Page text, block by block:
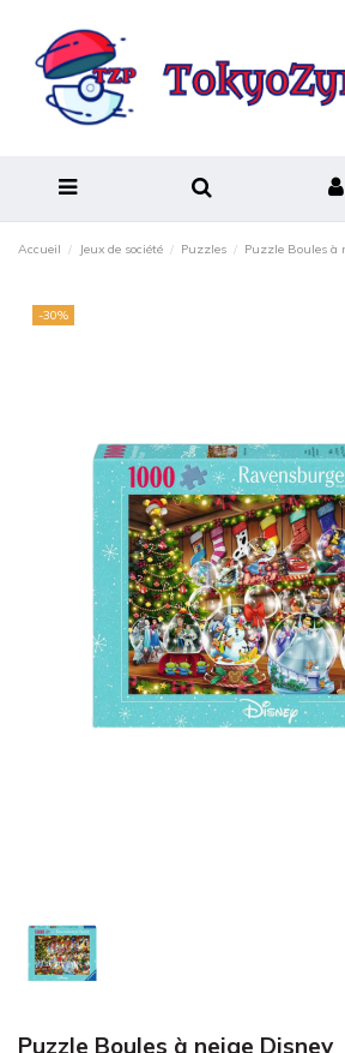
Accueil Jeux de société Puzzles Puzzle Boules à
-30%
Puzzle Boules à neige Disney